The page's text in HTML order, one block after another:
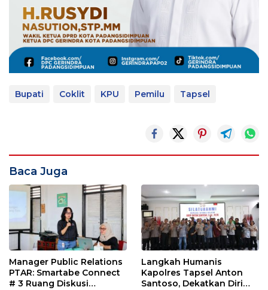
Bupati Coklit KPU Pemilu Tapsel
Baca Juga
Manager Public Relations
PTAR: Smartabe Connect
# 3 Ruang Diskusi
Langkah Humanis
Kapolres Tapsel Anton
Santoso, Dekatkan Diri